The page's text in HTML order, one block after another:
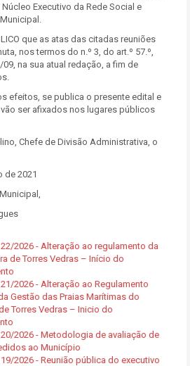
Executivo da Rede Social e
Municipal.
que as atas das citadas reuniões
nos termos do n.º 3, do art.º 57.º,
na sua atual redação, a fim de
efeitos, se publica o presente edital e
ser afixados nos lugares públicos
Chefe de Divisão Administrativa, o
de 2021
2026 - Alteração ao regulamento da
de Torres Vedras – Início do
2026 - Alteração ao Regulamento
Gestão das Praias Marítimas do
Torres Vedras – Inicio do
2026 - Metodologia de avaliação de
ao Município
2026 - Reunião pública do executivo